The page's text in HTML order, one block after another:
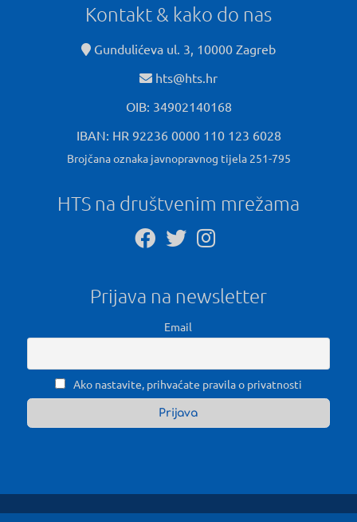
Kontakt & kako do nas
Gundulićeva ul. 3, 10000 Zagreb
hts@hts.hr
OIB: 34902140168
IBAN: HR 92236 0000 110 123 6028
Brojčana oznaka javnopravnog tijela 251-795
HTS na društvenim mrežama
Prijava na newsletter
Email
Ako nastavite, prihvaćate pravila o privatnosti